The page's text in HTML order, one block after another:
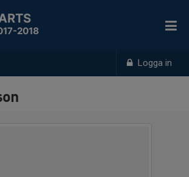
Logga in
2018